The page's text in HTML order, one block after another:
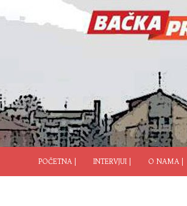
POČETNA |
INTERVJUI | O NAMA |